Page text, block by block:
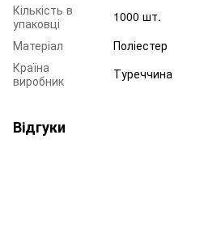
Кількість в
упаковці
1000 шт.
Матеріал
Поліестер
Країна
виробник
Туреччина
Відгуки